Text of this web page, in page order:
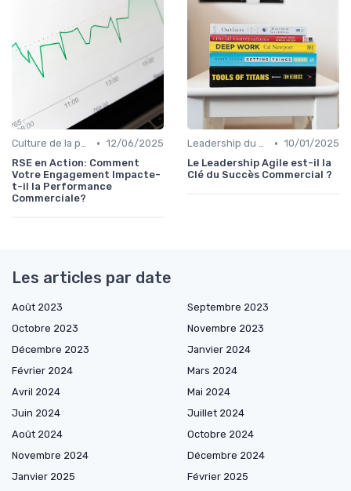
Culture de la performance commerciale • 12/06/2025
RSE en Action: Comment
Votre Engagement Impacte-
t-il la Performance
Commerciale?
Leadership du directeur commercial • 10/01/2025
Le Leadership Agile est-il la
Clé du Succès Commercial ?
Les articles par date
Août 2023
Septembre 2023
Octobre 2023
Novembre 2023
Décembre 2023
Janvier 2024
Février 2024
Mars 2024
Avril 2024
Mai 2024
Juin 2024
Juillet 2024
Août 2024
Octobre 2024
Novembre 2024
Décembre 2024
Janvier 2025
Février 2025